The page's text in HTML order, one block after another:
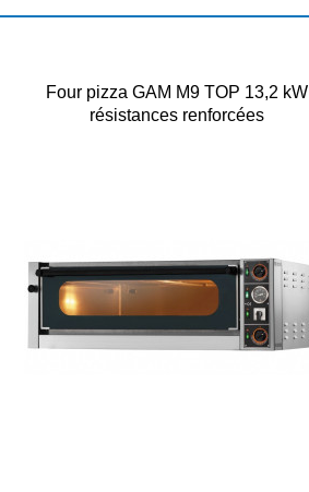
Four pizza GAM M9 TOP 13,2 kW
résistances renforcées